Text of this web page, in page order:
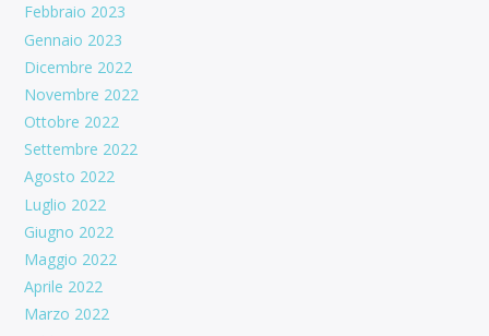
Febbraio 2023
Gennaio 2023
Dicembre 2022
Novembre 2022
Ottobre 2022
Settembre 2022
Agosto 2022
Luglio 2022
Giugno 2022
Maggio 2022
Aprile 2022
Marzo 2022